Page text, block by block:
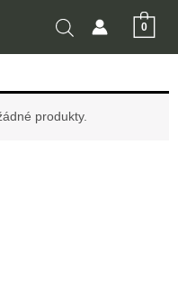
0
produkty.